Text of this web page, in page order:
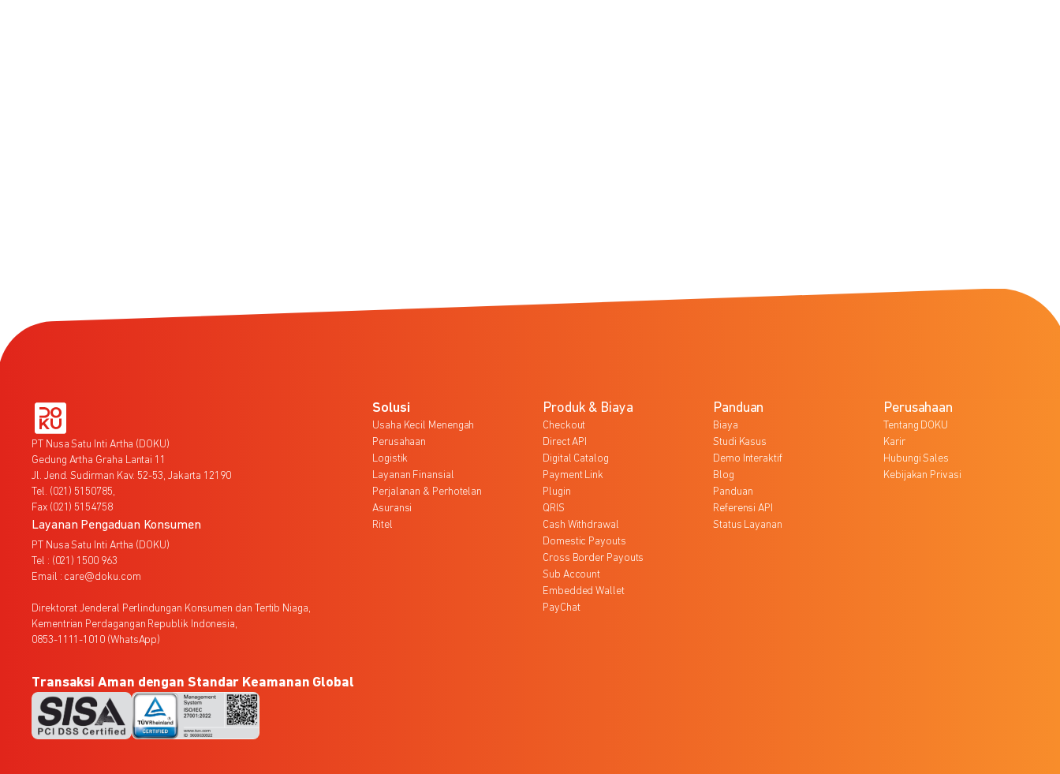
PT Nusa Satu Inti Artha (DOKU)
Gedung Artha Graha Lantai 11
Jl. Jend. Sudirman Kav. 52-53, Jakarta 12190
Tel. (021) 5150785,
Fax (021) 5154758
Layanan Pengaduan Konsumen
PT Nusa Satu Inti Artha (DOKU)
Tel : (021) 1500 963
Email : care@doku.com
Direktorat Jenderal Perlindungan Konsumen dan Tertib Niaga,
Kementrian Perdagangan Republik Indonesia,
0853-1111-1010 (WhatsApp)
Solusi
Usaha Kecil Menengah
Perusahaan
Logistik
Layanan Finansial
Perjalanan & Perhotelan
Asuransi
Ritel
Produk & Biaya
Checkout
Direct API
Digital Catalog
Payment Link
Plugin
QRIS
Cash Withdrawal
Domestic Payouts
Cross Border Payouts
Sub Account
Embedded Wallet
PayChat
Panduan
Biaya
Studi Kasus
Demo Interaktif
Blog
Panduan
Referensi API
Status Layanan
Perusahaan
Tentang DOKU
Karir
Hubungi Sales
Kebijakan Privasi
Transaksi Aman dengan Standar Keamanan Global